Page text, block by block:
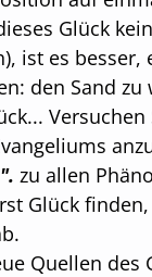
Glück
ist es besser,
den Sand zu
zu allen
Glück finden,
Quellen des